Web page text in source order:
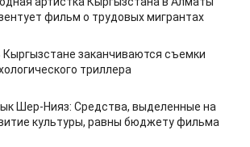
фильм о трудовых мигрантах
Кыргызстане заканчиваются съемки
триллера
Шер-Нияз: Средства, выделенные на
культуры, равны бюджету фильма